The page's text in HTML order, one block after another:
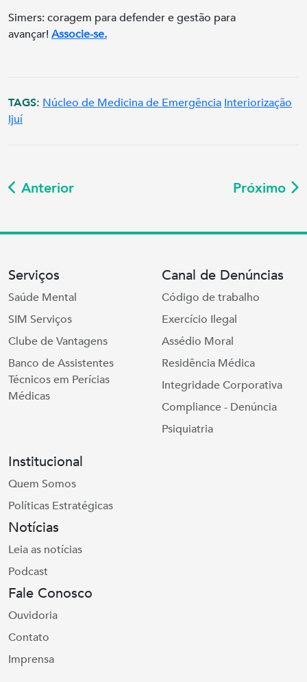
Simers: coragem para defender e gestão para
avançar!Associe-se.
TAGS: Núcleo de Medicina de Emergência Interiorização
Ijuí
Anterior Próximo
Serviços
Saúde Mental
SIM Serviços
Clube de Vantagens
Banco de Assistentes
Técnicos em Perícias
Médicas
Canal de Denúncias
Código de trabalho
Exercício Ilegal
Assédio Moral
Residência Médica
Integridade Corporativa
Compliance - Denúncia
Psiquiatria
Institucional
Quem Somos
Políticas Estratégicas
Notícias
Leia as notícias
Podcast
Fale Conosco
Ouvidoria
Contato
Imprensa